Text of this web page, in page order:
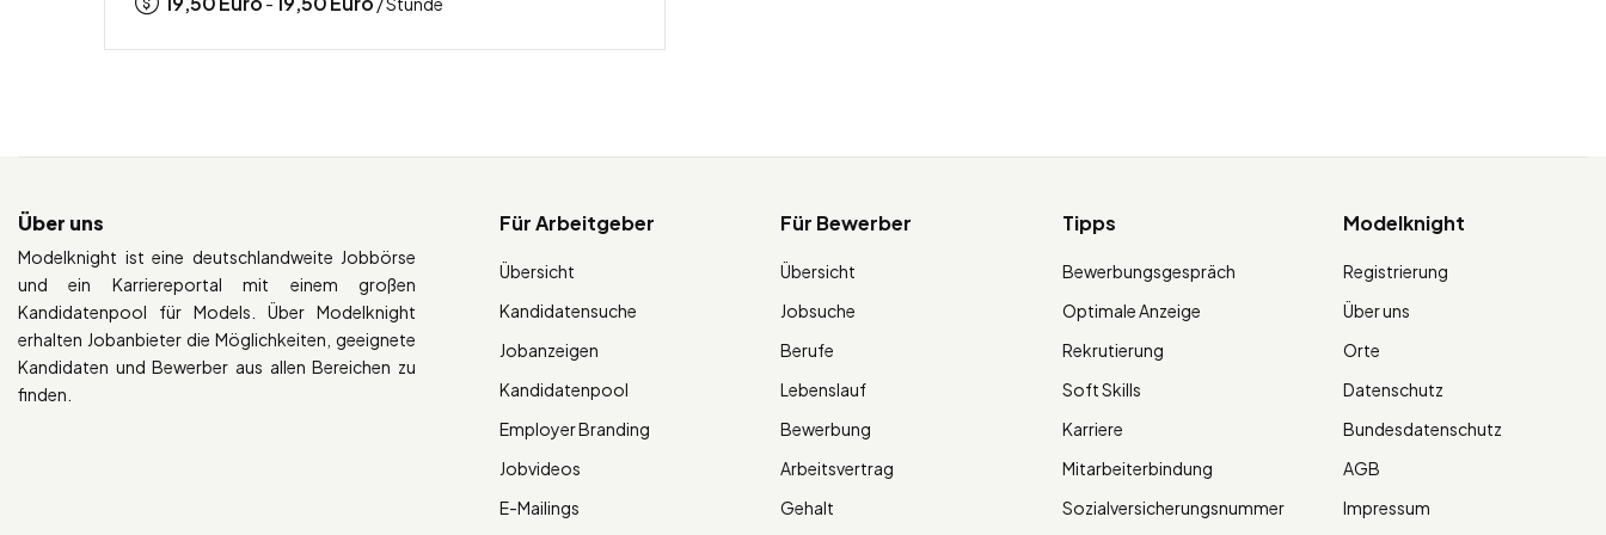
Über uns
Modelknight ist eine deutschlandweite Jobbörse
und ein Karriereportal mit einem großen
Kandidatenpool für Models. Über Modelknight
erhalten Jobanbieter die Möglichkeiten, geeignete
Kandidaten und Bewerber aus allen Bereichen zu
finden.
Für Arbeitgeber
Übersicht
Kandidatensuche
Jobanzeigen
Kandidatenpool
Employer Branding
Jobvideos
E-Mailings
Für Bewerber
Übersicht
Jobsuche
Berufe
Lebenslauf
Bewerbung
Arbeitsvertrag
Gehalt
Tipps
Bewerbungsgespräch
Optimale Anzeige
Rekrutierung
Soft Skills
Karriere
Mitarbeiterbindung
Sozialversicherungsnummer
Modelknight
Registrierung
Über uns
Orte
Datenschutz
Bundesdatenschutz
AGB
Impressum